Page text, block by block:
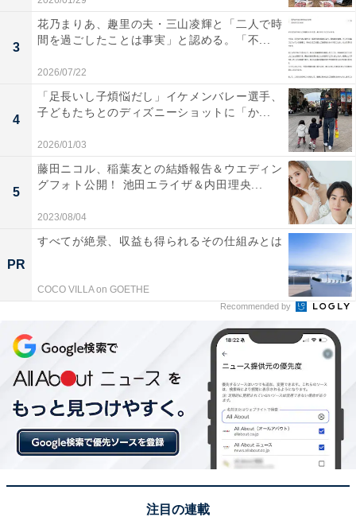
3
花乃まりあ、趣里の夫・三山凌輝と「二人で時
間を過ごしたことは事実」と認める。「不...
2026/07/22
4
「足長いし子煩悩だし」イケメンバレー選手、
子どもたちとのディズニーショットに「か...
2026/01/03
5
藤田ニコル、稲葉友との結婚報告＆ウエディン
グフォト公開！ 池田エライザ＆内田理央...
2023/08/04
PR
すべてが絶景、収益も得られるその仕組みとは
COCO VILLA on GOETHE
Recommended by
注目の連載